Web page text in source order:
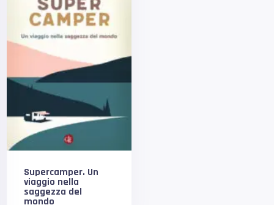
Supercamper. Un
viaggio nella
saggezza del
mondo